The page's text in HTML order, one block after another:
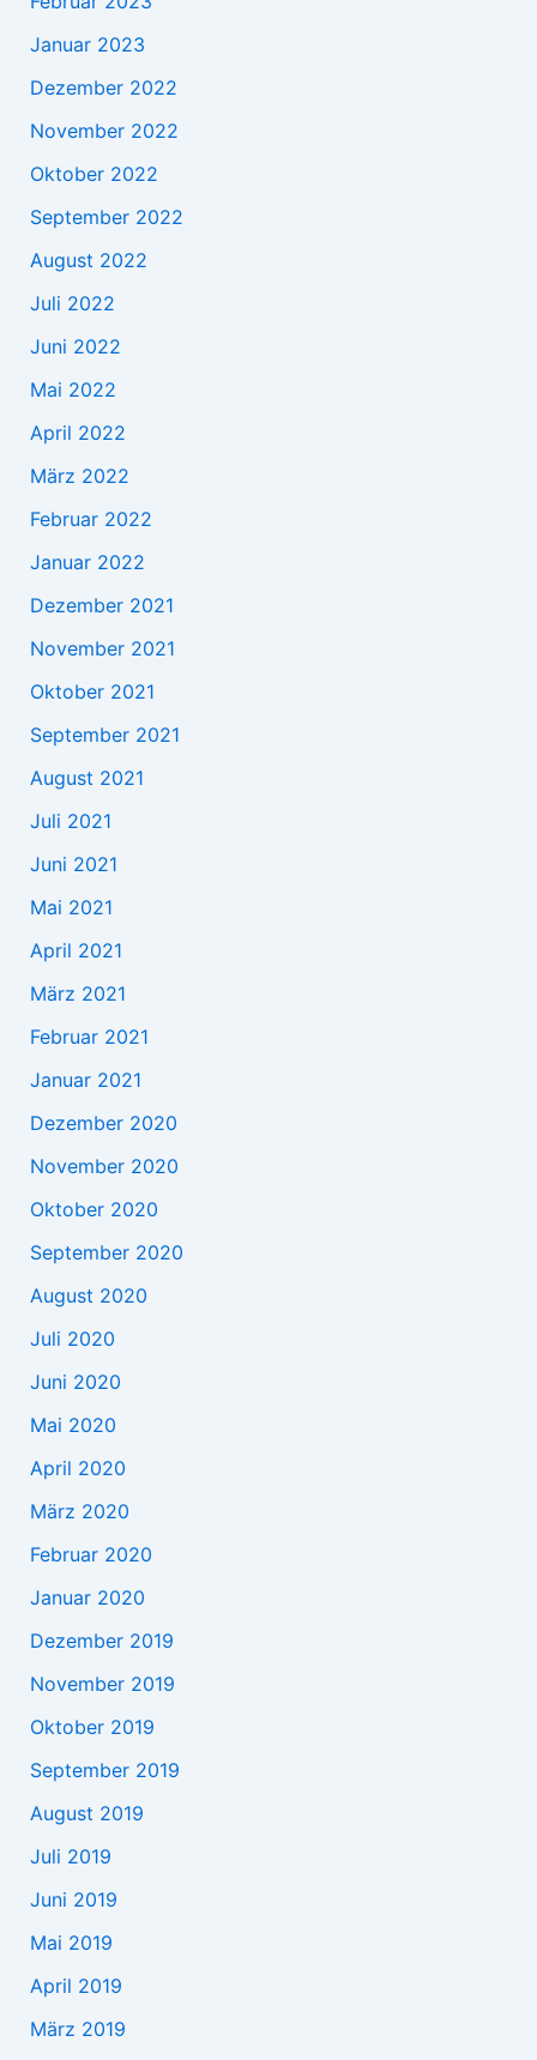
Januar 2023
Dezember 2022
November 2022
Oktober 2022
September 2022
August 2022
Juli 2022
Juni 2022
Mai 2022
April 2022
März 2022
Februar 2022
Januar 2022
Dezember 2021
November 2021
Oktober 2021
September 2021
August 2021
Juli 2021
Juni 2021
Mai 2021
April 2021
März 2021
Februar 2021
Januar 2021
Dezember 2020
November 2020
Oktober 2020
September 2020
August 2020
Juli 2020
Juni 2020
Mai 2020
April 2020
März 2020
Februar 2020
Januar 2020
Dezember 2019
November 2019
Oktober 2019
September 2019
August 2019
Juli 2019
Juni 2019
Mai 2019
April 2019
März 2019